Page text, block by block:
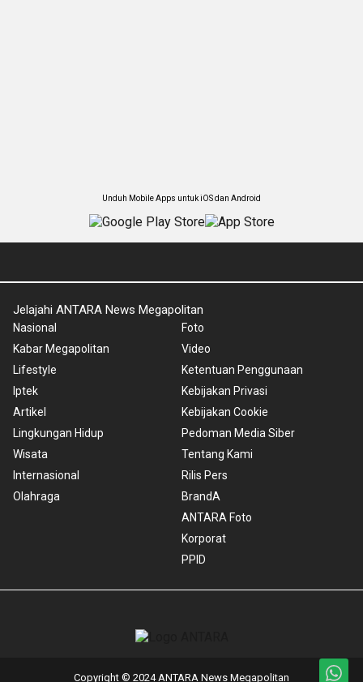
Unduh Mobile Apps untuk iOS dan Android
Jelajahi ANTARA News Megapolitan
Nasional
Kabar Megapolitan
Lifestyle
Iptek
Artikel
Lingkungan Hidup
Wisata
Internasional
Olahraga
Foto
Video
Ketentuan Penggunaan
Kebijakan Privasi
Kebijakan Cookie
Pedoman Media Siber
Tentang Kami
Rilis Pers
BrandA
ANTARA Foto
Korporat
PPID
Copyright © 2024 ANTARA News Megapolitan